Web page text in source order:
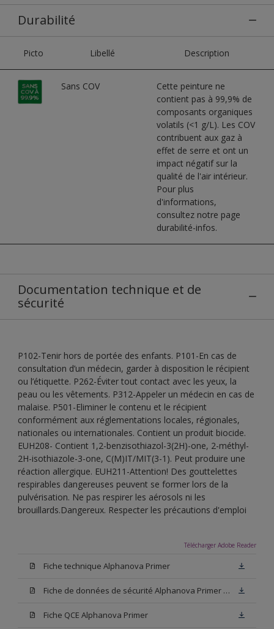
Durabilité
Picto Libellé Description
Sans COV
Cette peinture ne
contient pas à 99,9% de
composants organiques
volatils (<1 g/L). Les COV
contribuent aux gaz à
effet de serre et ont un
impact négatif sur la
qualité de l'air intérieur.
Pour plus
d'informations,
consultez notre page
durabilité-infos.
Documentation technique et de
sécurité
P102-Tenir hors de portée des enfants. P101-En cas de
consultation d’un médecin, garder à disposition le récipient
ou l’étiquette. P262-Éviter tout contact avec les yeux, la
peau ou les vêtements. P312-Appeler un médecin en cas de
malaise. P501-Eliminer le contenu et le récipient
conformément aux réglementations locales, régionales,
nationales ou internationales. Contient un produit biocide.
EUH208- Contient 1,2-benzisothiazol-3(2H)-one, 2-méthyl-
2H-isothiazole-3-one, C(M)IT/MIT(3-1). Peut produire une
réaction allergique. EUH211-Attention! Des gouttelettes
respirables dangereuses peuvent se former lors de la
pulvérisation. Ne pas respirer les aérosols ni les
brouillards.Dangereux. Respecter les précautions d'emploi
Télécharger Adobe Reader
Fiche technique Alphanova Primer
Fiche de données de sécurité Alphanova Primer Base W05
Fiche QCE Alphanova Primer